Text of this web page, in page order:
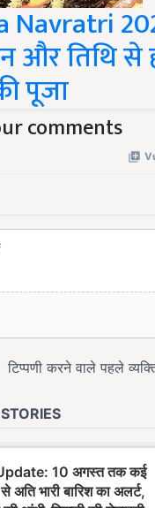
Navratri
और तिथि से
पूजा
comments